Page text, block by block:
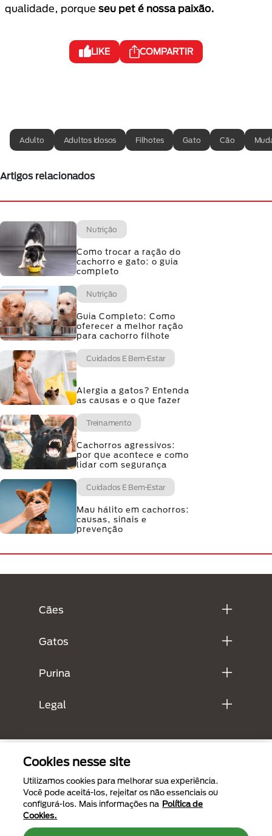
qualidade, porque seu pet é nossa paixão.
LIKE COMPARTIR
Adulto Adultos Idosos Filhotes Gato Cão
Artigos relacionados
Nutrição
Como trocar a ração do
cachorro e gato: o guia
completo
Nutrição
Guia Completo: Como
oferecer a melhor ração
para cachorro filhote
Cuidados E Bem-Estar
Alergia a gatos? Entenda
as causas e o que fazer
Treinamento
Cachorros agressivos:
por que acontece e como
lidar com segurança
Cuidados E Bem-Estar
Mau hálito em cachorros:
causas, sinais e
prevenção
Cães
Gatos
Purina
Legal
Cookies nesse site
Utilizamos cookies para melhorar sua experiência.
Você pode aceitá-los, rejeitar os não essenciais ou
configurá-los. Mais informações na Política de
Cookies.